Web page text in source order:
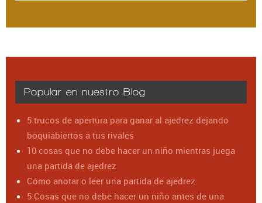
Popular en nuestro Blog
5 trucos de apertura para ganar al ajedrez dejando
boquiabiertos a tus rivales
10 cosas que no debe hacer un niño mientras juega
una partida de ajedrez
Cómo anotar o leer una partida de ajedrez
5 Cosas que no debe hacer un niño antes de una